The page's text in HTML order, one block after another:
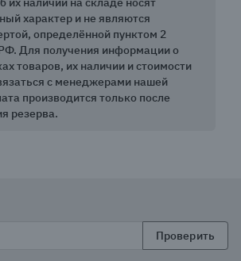
характер и не являются
определённой пунктом 2
Для получения информации о
товаров, их наличии и стоимости
с менеджерами нашей
производится только после
резерва.
Проверить